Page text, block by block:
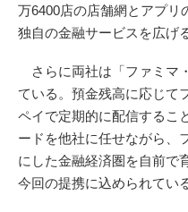
万6400店の店舗網とアプリ
独自の金融サービスを広げ
さらに両社は「ファミマ
ている。預金残高に応じて
ペイで定期的に配信するこ
ードを他社に任せながら、
にした金融経済圏を自前
今回の提携に込められている